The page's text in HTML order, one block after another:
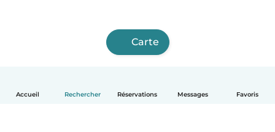
Accueil Rechercher Réservations Messages Favoris
Carte